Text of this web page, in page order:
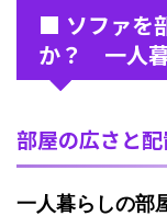
■ ソファを
か？ 一人暮
部屋の広さと
一人暮らしの部